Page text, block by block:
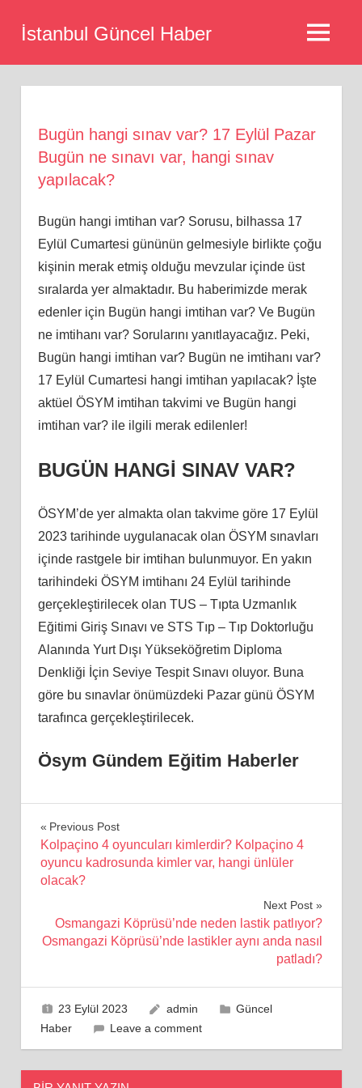
İstanbul Güncel Haber MENU
Bugün hangi sınav var? 17 Eylül Pazar
Bugün ne sınavı var, hangi sınav
yapılacak?
Bugün hangi imtihan var? Sorusu, bilhassa 17
Eylül Cumartesi gününün gelmesiyle birlikte çoğu
kişinin merak etmiş olduğu mevzular içinde üst
sıralarda yer almaktadır. Bu haberimizde merak
edenler için Bugün hangi imtihan var? Ve Bugün
ne imtihanı var? Sorularını yanıtlayacağız. Peki,
Bugün hangi imtihan var? Bugün ne imtihanı var?
17 Eylül Cumartesi hangi imtihan yapılacak? İşte
aktüel ÖSYM imtihan takvimi ve Bugün hangi
imtihan var? ile ilgili merak edilenler!
BUGÜN HANGİ SINAV VAR?
ÖSYM’de yer almakta olan takvime göre 17 Eylül
2023 tarihinde uygulanacak olan ÖSYM sınavları
içinde rastgele bir imtihan bulunmuyor. En yakın
tarihindeki ÖSYM imtihanı 24 Eylül tarihinde
gerçekleştirilecek olan TUS – Tıpta Uzmanlık
Eğitimi Giriş Sınavı ve STS Tıp – Tıp Doktorluğu
Alanında Yurt Dışı Yükseköğretim Diploma
Denkliği İçin Seviye Tespit Sınavı oluyor. Buna
göre bu sınavlar önümüzdeki Pazar günü ÖSYM
tarafınca gerçekleştirilecek.
Ösym Gündem Eğitim Haberler
Yazı
gezinmesi
Previous Post
Kolpaçino 4 oyuncuları kimlerdir? Kolpaçino 4
oyuncu kadrosunda kimler var, hangi ünlüler
olacak?
Next Post
Osmangazi Köprüsü’nde neden lastik patlıyor?
Osmangazi Köprüsü’nde lastikler aynı anda nasıl
patladı?
23 Eylül 2023 admin
Güncel
Haber
Leave a comment